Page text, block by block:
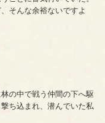
そんな余裕ないですよ
の中で戦う仲間の下へ駆
ち込まれ、潜んでいた私